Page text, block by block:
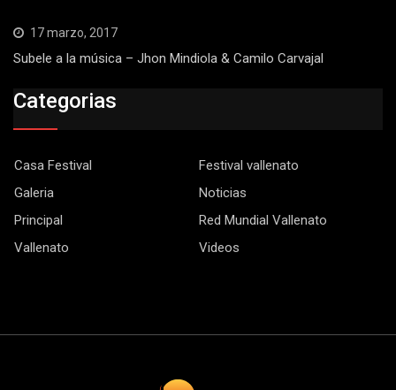
17 marzo, 2017
Subele a la música – Jhon Mindiola & Camilo Carvajal
Categorias
Casa Festival
Festival vallenato
Galeria
Noticias
Principal
Red Mundial Vallenato
Vallenato
Videos